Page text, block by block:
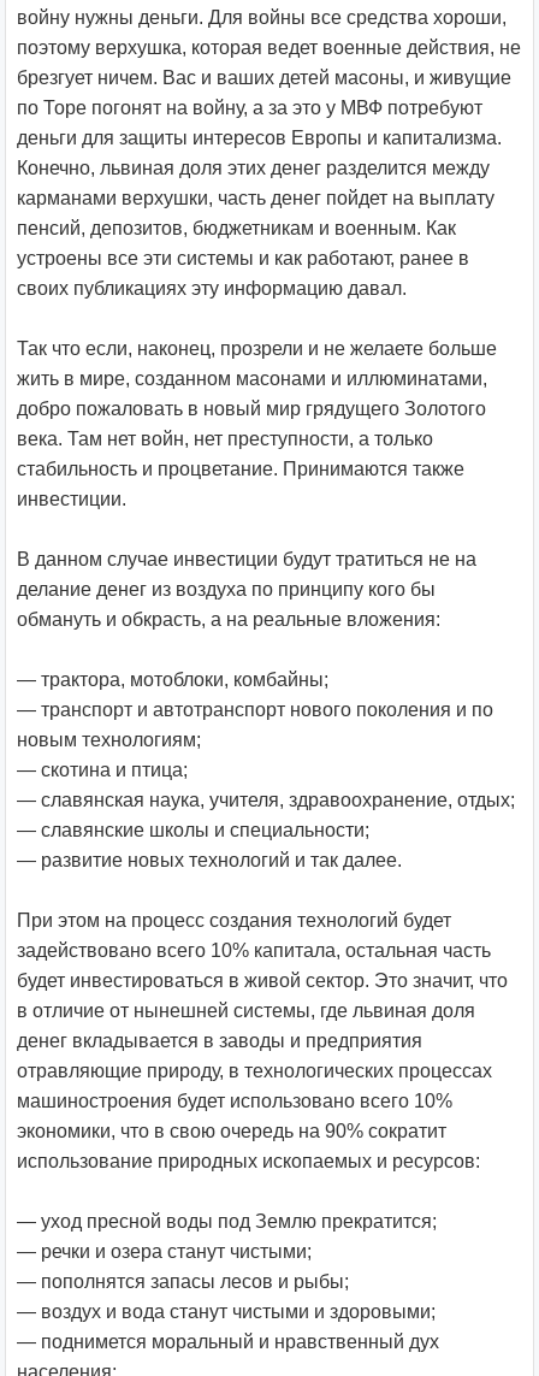
войну нужны деньги. Для войны все средства хороши,
поэтому верхушка, которая ведет военные действия, не
брезгует ничем. Вас и ваших детей масоны, и живущие
по Торе погонят на войну, а за это у МВФ потребуют
деньги для защиты интересов Европы и капитализма.
Конечно, львиная доля этих денег разделится между
карманами верхушки, часть денег пойдет на выплату
пенсий, депозитов, бюджетникам и военным. Как
устроены все эти системы и как работают, ранее в
своих публикациях эту информацию давал.
Так что если, наконец, прозрели и не желаете больше
жить в мире, созданном масонами и иллюминатами,
добро пожаловать в новый мир грядущего Золотого
века. Там нет войн, нет преступности, а только
стабильность и процветание. Принимаются также
инвестиции.
В данном случае инвестиции будут тратиться не на
делание денег из воздуха по принципу кого бы
обмануть и обкрасть, а на реальные вложения:
— трактора, мотоблоки, комбайны;
— транспорт и автотранспорт нового поколения и по
новым технологиям;
— скотина и птица;
— славянская наука, учителя, здравоохранение, отдых;
— славянские школы и специальности;
— развитие новых технологий и так далее.
При этом на процесс создания технологий будет
задействовано всего 10% капитала, остальная часть
будет инвестироваться в живой сектор. Это значит, что
в отличие от нынешней системы, где львиная доля
денег вкладывается в заводы и предприятия
отравляющие природу, в технологических процессах
машиностроения будет использовано всего 10%
экономики, что в свою очередь на 90% сократит
использование природных ископаемых и ресурсов:
— уход пресной воды под Землю прекратится;
— речки и озера станут чистыми;
— пополнятся запасы лесов и рыбы;
— воздух и вода станут чистыми и здоровыми;
— поднимется моральный и нравственный дух